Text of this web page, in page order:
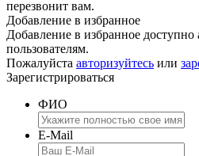
перезвонит вам.
Добавление в избранное
Добавление в избранное
пользователям.
Пожалуйста авторизуйтесь или
Зарегистрироваться
ФИО
E-Mail